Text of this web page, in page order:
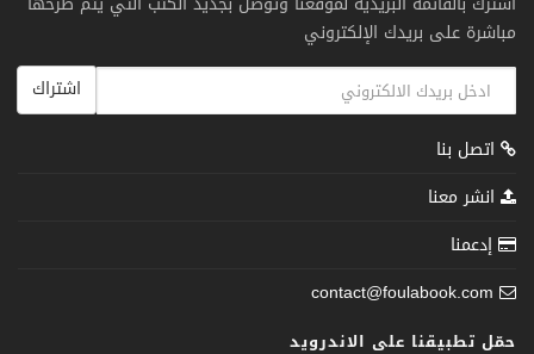
مباشرة على بريدك الإلكتروني
اشتراك
اتصل بنا
انشر معنا
إدعمنا
contact@foulabook.com
حمّل تطبيقنا على الاندرويد